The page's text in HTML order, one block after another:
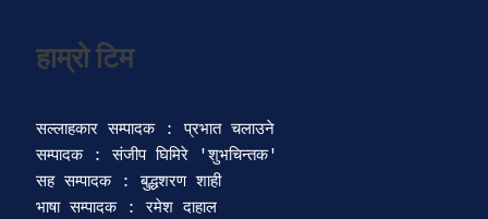
हाम्रो टिम
सल्लाहकार सम्पादक : प्रभात चलाउने
सम्पादक : संजीप घिमिरे 'शुभचिन्तक'
सह सम्पादक : बुद्धशरण शाही
भाषा सम्पादक : रमेश दाहाल